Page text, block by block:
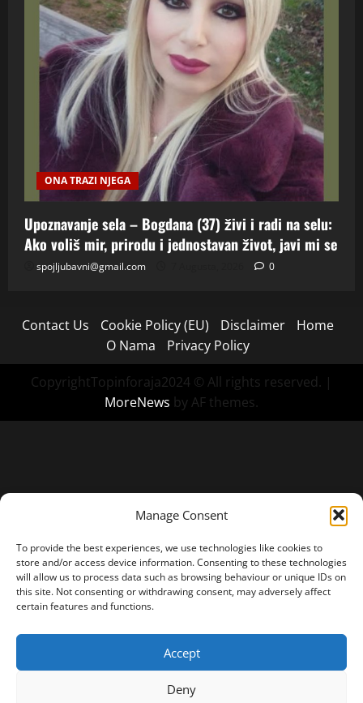
Manage Consent
To provide the best experiences, we use technologies like cookies to
store and/or access device information. Consenting to these technologies
will allow us to process data such as browsing behaviour or unique IDs on
this site. Not consenting or withdrawing consent, may adversely affect
certain features and functions.
Accept
Deny
ONA TRAZI NJEGA
Upoznavanje sela – Bogdana (37) živi i radi na selu:
Ako voliš mir, prirodu i jednostavan život, javi mi se
spojljubavni@gmail.com 0
Contact Us Cookie Policy (EU) Disclaimer
Home
O Nama
Privacy Policy
CopyrightTopinforaja2024 © All rights reserved. |
MoreNews by AF themes.